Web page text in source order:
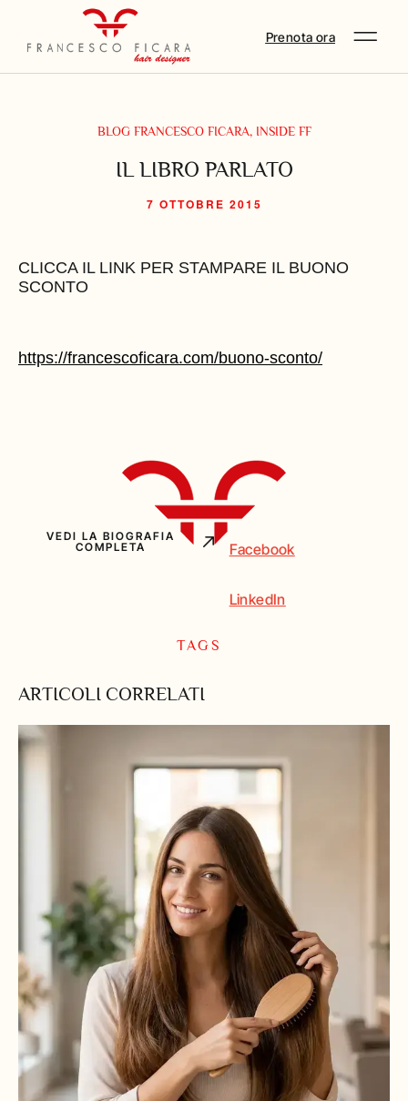
Prenota ora
BLOG FRANCESCO FICARA, INSIDE FF
IL LIBRO PARLATO
7 OTTOBRE 2015
CLICCA IL LINK PER STAMPARE IL BUONO
SCONTO
https://francescoficara.com/buono-sconto/
Facebook
LinkedIn
VEDI LA BIOGRAFIA
COMPLETA
TAGS
ARTICOLI CORRELATI